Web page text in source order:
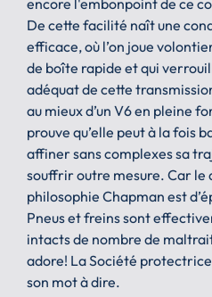
De cette facilité naît une
efficace, où l’on joue
de boîte rapide et qui
adéquat de cette
au mieux d’un V6 en pleine
prouve qu’elle peut à la fois
affiner sans complexes sa
souffrir outre mesure. Car
philosophie Chapman est
Pneus et freins sont
intacts de nombre de
adore! La Société protectrice
son mot à dire.